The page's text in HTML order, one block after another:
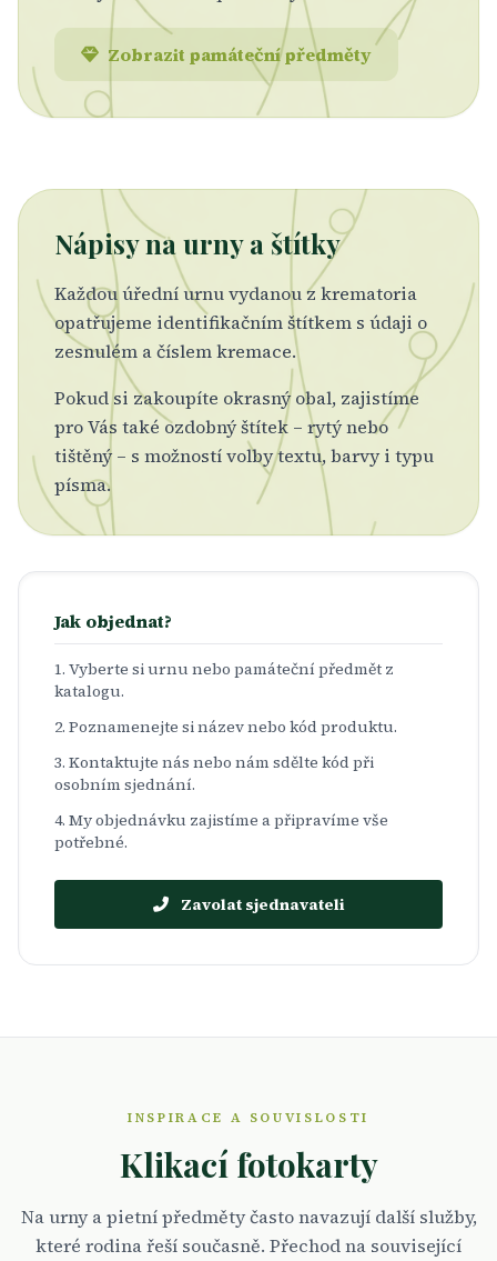
Zobrazit památeční předměty
Nápisy na urny a štítky
Každou úřední urnu vydanou z krematoria
opatřujeme identifikačním štítkem s údaji o
zesnulém a číslem kremace.
Pokud si zakoupíte okrasný obal, zajistíme
pro Vás také ozdobný štítek – rytý nebo
tištěný – s možností volby textu, barvy i typu
písma.
Jak objednat?
Vyberte si urnu nebo památeční předmět z
katalogu.
Poznamenejte si název nebo kód produktu.
Kontaktujte nás nebo nám sdělte kód při
osobním sjednání.
My objednávku zajistíme a připravíme vše
potřebné.
Zavolat sjednavateli
INSPIRACE A SOUVISLOSTI
Klikací fotokarty
Na urny a pietní předměty často navazují další služby,
které rodina řeší současně. Přechod na související